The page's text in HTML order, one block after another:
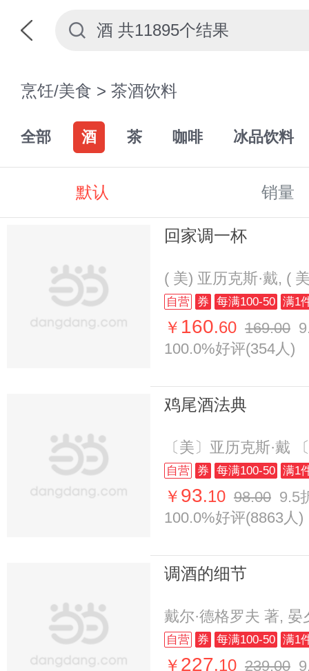
烹饪/美食 > 茶酒饮料
全部 酒 茶 咖啡 冰品饮料
默认 销量
回家调一杯
( 美) 亚历克斯·戴, (
自营 券 每满100-50 满1
￥ 160.60 169.00
100.0%好评(354人)
鸡尾酒法典
〔美〕亚历克斯·戴
自营 券 每满100-50 满1
￥ 93.10 98.00 9.5
100.0%好评(8863人)
调酒的细节
戴尔·德格罗夫 著, 晏
自营 券 每满100-50 满1
￥ 227.10 239.00